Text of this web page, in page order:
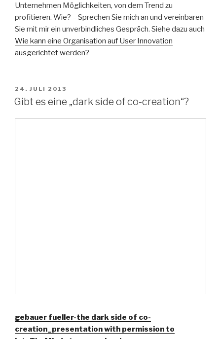
Unternehmen Möglichkeiten, von dem Trend zu
profitieren. Wie? – Sprechen Sie mich an und vereinbaren
Sie mit mir ein unverbindliches Gespräch. Siehe dazu auch
Wie kann eine Organisation auf User Innovation
ausgerichtet werden?
VERÖFFENTLICHT
AM
24. JULI 2013
Gibt es eine „dark side of co-creation“?
gebauer fueller-the dark side of co-
creation_presentation with permission to